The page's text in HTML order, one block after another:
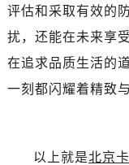
评估和采取有效的
扰，还能在未来享
在追求品质生活的
一刻都闪耀着精致
以上就是北京